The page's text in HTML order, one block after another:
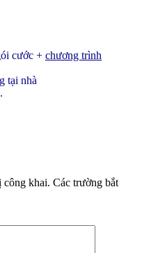
cước + chương trình
tại nhà
công khai. Các trường bắt